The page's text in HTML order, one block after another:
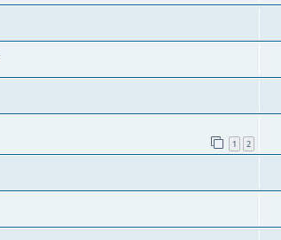
1 2